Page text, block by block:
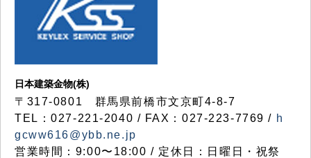
日本建築金物(株)
〒317‐0801 群馬県前橋市文京町4-8-7
TEL：027-221-2040 / FAX：027-223-7769 / h
gcww616@ybb.ne.jp
営業時間：9:00〜18:00 / 定休日：日曜日・祝祭